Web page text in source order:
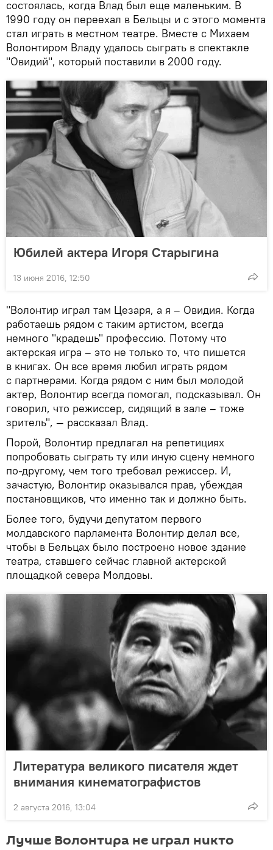
состоялась, когда Влад был еще маленьким. В
1990 году он переехал в Бельцы и с этого момента
стал играть в местном театре. Вместе с Михаем
Волонтиром Владу удалось сыграть в спектакле
"Овидий", который поставили в 2000 году.
Юбилей актера Игоря Старыгина
13 июня 2016, 12:50
"Волонтир играл там Цезаря, а я – Овидия. Когда
работаешь рядом с таким артистом, всегда
немного "крадешь" профессию. Потому что
актерская игра – это не только то, что пишется
в книгах. Он все время любил играть рядом
с партнерами. Когда рядом с ним был молодой
актер, Волонтир всегда помогал, подсказывал. Он
говорил, что режиссер, сидящий в зале – тоже
зритель", — рассказал Влад.
Порой, Волонтир предлагал на репетициях
попробовать сыграть ту или иную сцену немного
по-другому, чем того требовал режиссер. И,
зачастую, Волонтир оказывался прав, убеждая
постановщиков, что именно так и должно быть.
Более того, будучи депутатом первого
молдавского парламента Волонтир делал все,
чтобы в Бельцах было построено новое здание
театра, ставшего сейчас главной актерской
площадкой севера Молдовы.
Литература великого писателя ждет
внимания кинематографистов
2 августа 2016, 13:04
Лучше Волонтира не играл никто